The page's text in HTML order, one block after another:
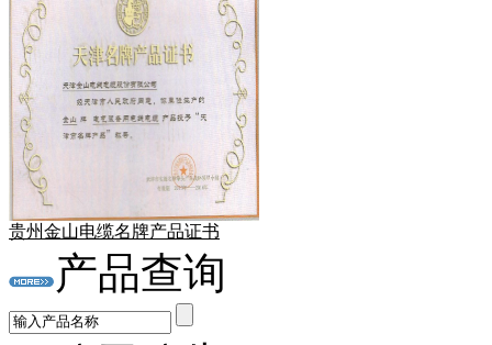
贵州金山电缆名牌产品证书
产品查询